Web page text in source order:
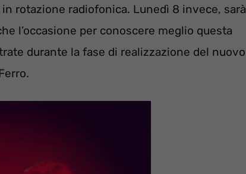
rotazione radiofonica. Lunedì 8 invece, sarà
l’occasione per conoscere meglio questa
durante la fase di realizzazione del nuovo